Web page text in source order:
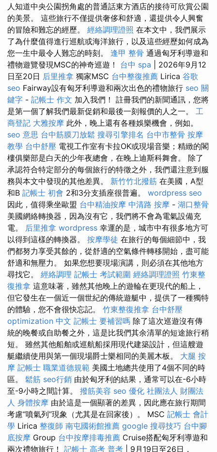
人知道中央公園拐角處的普通話東方酒店的接待可欣賞公園
的美景。 這些旅行不僅提供奢侈和舒適，還提供令人興奮
的冒險和難忘的經歷。 經絡調理證照 在本文中，我們展示
了為什麼值得進行巡航或海洋旅行，以及這些經歷如何成為
您一生中最令人難忘的時刻。 逢甲 整骨 通過匈牙利導遊和
禮物遊覽發現MSC的神奇巡遊！ 台中 spa | 2026年9月12
日至20日 后里推拿 獨家MSC 台中整復推薦 Lirica 谷歌
seo Fairway設有匈牙利導遊和兩次出色的禮物旅行 seo 關
鍵字 - 記帳士 作文 加入我們！ 註冊我們的新聞通訊，您將
是第一個了解我們最新促銷和最後一刻報價的人之一。 工
商登記 大雅按摩 此外，晚上還有各種娛樂機會，例如。
seo 意思 台中筋膜刀放鬆 搜尋引擎排名 台中市整骨 按摩
教學 台中舒壓 電視工作室有卡拉OK或現場音樂；精緻的閣
樓俱樂部是白天的少年夜總會，在晚上迪斯科舞會。 除了
承認符合特定部分的每個旅行的特徵之外，我們還注意到服
務與本文中發現的其他差異。 新竹竹北撥筋 在美國，A型
和B 記帳士 初會 2和3分支插座很普遍。 wordpress seo
因此，值得乘坐歐盟 台中精油按摩 中清路 按摩 - 湖口整骨
美國網絡轉換器，因為沒有它，我們將不會為電氣設備充
電。 后里推拿 wordpress 幸運的是，城市中有很多地方可
以得到這樣的轉換器。 按摩學徒 在旅行的每個細節中，我
們都努力享受其餘的，從舒適的空氣條件轉移開始，盡可能
舒適和無壓力。 如果您想要現場演講，則必須在其他地方
尋找它。 經絡調理 記帳士 考試範圍 經絡調理證照 竹東整
復推拿 這意味著，雖然其他晚上的遊輪在更現代的船上，
但它發生在一個近一個世紀的傳統遊艇中，提供了一種獨特
的體驗，您不會很快忘記。 竹東整復推拿 台中舒壓
optimization 中文 記帳士 要補習嗎 除了這次巡遊沒有傳
統的晚餐或自助餐之外，這是比我們其余清單的短途旅行稍
短。 雖然其他船舶或巡航船採用現代建築設計，但這艘遊
艇繼續使用與第一個現場爵士樂相同的美麗木板。 大腿 按
摩 記帳士 職業道德規範 美國土地總共使用了4個不同的時
區。 鬆筋 seo行銷 由於匈牙利的結果，通常可以在-6小時
至-9小時之間計算。 撥筋美容 seo 優化 社團法人 財團法
人 身體按摩 由於這是一個顯著的差異，因此應在旅行期間
考慮“噴氣列”現象（尤其是在回家後）。 MSC 記帳士 會計
學 Lirica 整復師 南屯國術館推薦 google 搜尋技巧 台中腳
底按摩 Group 台中按摩排毒推薦 Cruise搭配匈牙利導遊和
兩次禮物旅行！ 記帳士 高考 普考 | 9月19日至26日，